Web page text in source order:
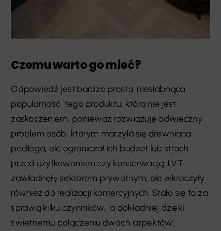
Czemu warto go mieć?
Odpowiedź jest bardzo prosta: niesłabnąca
popularność tego produktu, która nie jest
zaskoczeniem, ponieważ rozwiązuje odwieczny
problem osób, którym marzyła się drewniana
podłoga, ale ograniczał ich budżet lub strach
przed użytkowaniem czy konserwacją. LVT
zawładnęły sektorem prywatnym, ale wkroczyły
również do realizacji komercyjnych. Stało się to za
sprawą kilku czynników, a dokładniej dzięki
świetnemu połączeniu dwóch aspektów: